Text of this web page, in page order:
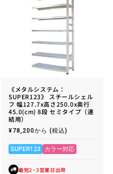
《メタルシステム：
SUPER123》 スチールシェル
フ 幅127.7x高さ250.0x奥行
45.0(cm) 8段 セミタイプ（連
結用）
通
価
格
¥78,200から (税込)
SUPER123 カラー対応
最短2~3営業日出荷